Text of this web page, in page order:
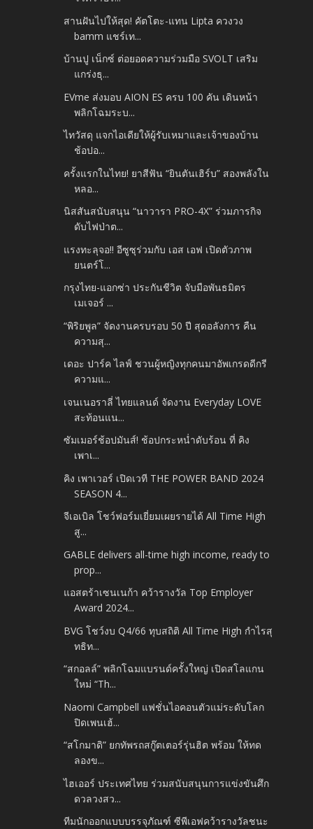
สานฝันไปให้สุด! คัตโตะ-แทน Lipta ควงวง
bamm แชร์เท...
บ้านปู เน็กซ์ ต่อยอดความร่วมมือ SVOLT เสริม
แกร่งธุ...
EVme ส่งมอบ AION ES ครบ 100 คัน เดินหน้า
พลิกโฉมระบ...
ไทวัสดุ แจกไอเดียให้ผู้รับเหมาและเจ้าของบ้าน
ช้อปอ...
ครั้งแรกในไทย! ยาสีฟัน “ยินตันเฮิร์บ” สองพลังใน
หลอ...
นิสสันสนับสนุน “นาวารา PRO-4X” ร่วมภารกิจ
ดับไฟป่าต...
แรงทะลุจอ!! อีซูซุร่วมกับ เอส เอฟ เปิดตัวภาพ
ยนตร์โ...
กรุงไทย-แอกซ่า ประกันชีวิต จับมือพันธมิตร
เมเจอร์ ...
“พิริยพูล” จัดงานครบรอบ 50 ปี สุดอลังการ คืน
ความสุ...
เดอะ ปาร์ค ไลฟ์ ชวนผู้หญิงทุกคนมาอัพเกรดดีกรี
ความแ...
เจนเนอราลี่ ไทยแลนด์ จัดงาน Everyday LOVE
สะท้อนแน...
ซัมเมอร์ช้อปมันส์! ช้อปกระหน่ำดับร้อน ที่ คิง
เพาเ...
คิง เพาเวอร์ เปิดเวที THE POWER BAND 2024
SEASON 4...
จีเอเบิล โชว์ฟอร์มเยี่ยมเผยรายได้ All Time High
สู...
GABLE delivers all-time high income, ready to
prop...
แอสตร้าเซนเนก้า คว้ารางวัล Top Employer
Award 2024...
BVG โชว์งบ Q4/66 ทุบสถิติ All Time High กำไรสุ
ทธิท...
“สกอลล์” พลิกโฉมแบรนด์ครั้งใหญ่ เปิดสโลแกน
ใหม่ “Th...
Naomi Campbell แฟชั่นไอคอนตัวแม่ระดับโลก
ปิดเพนเฮ้...
“สโกมาดิ” ยกทัพรถสกู๊ตเตอร์รุ่นฮิต พร้อม ให้ทด
ลองข...
ไฮเออร์ ประเทศไทย ร่วมสนับสนุนการแข่งขันศึก
ดวลวงสว...
ทีมนักออกแบบบรรจุภัณฑ์ ซีพีเอฟคว้ารางวัลชนะ